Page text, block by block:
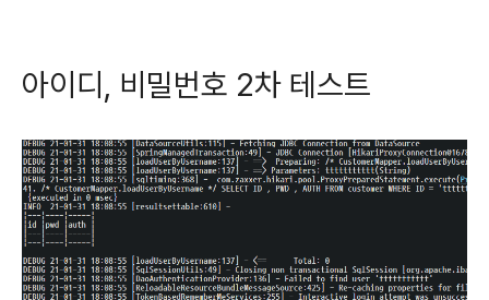
아이디, 비밀번호 2차 테스트